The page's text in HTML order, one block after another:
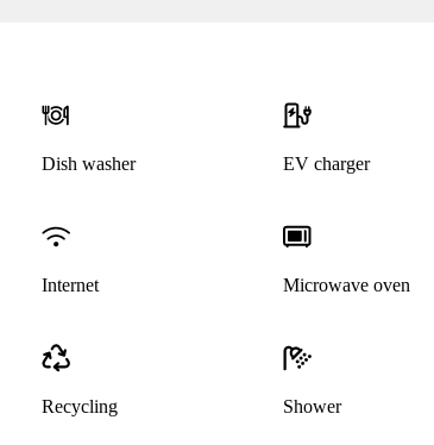
Dish washer EV charger
Internet Microwave oven
Recycling Shower